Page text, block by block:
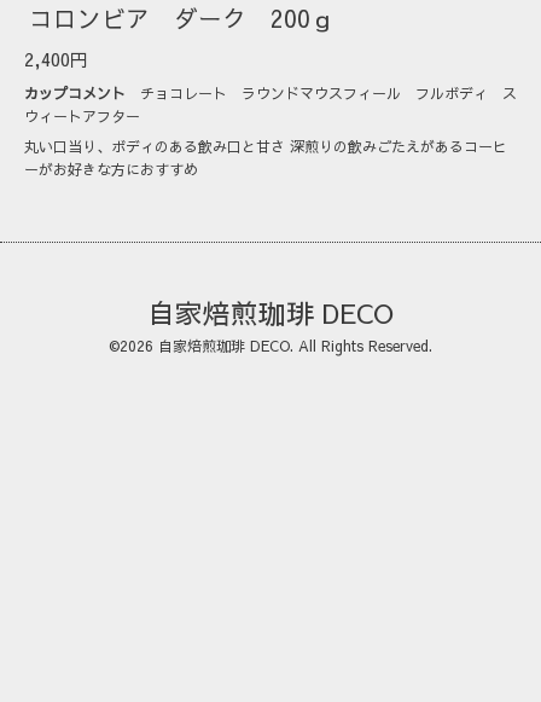
コロンビア ダーク 200ｇ
2,400円
カップコメント チョコレート ラウンドマウスフィール フルボディ ス
ウィートアフター
丸い口当り、ボディのある飲み口と甘さ 深煎りの飲みごたえがあるコーヒ
ーがお好きな方におすすめ
自家焙煎珈琲 DECO
©2026 自家焙煎珈琲 DECO. All Rights Reserved.